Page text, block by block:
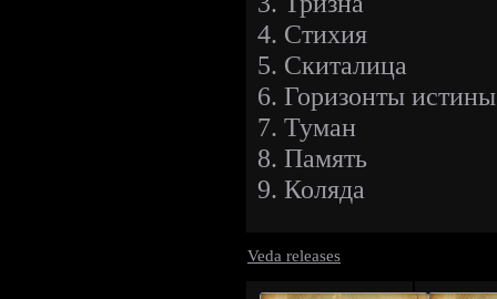
4. Стихия
5. Скиталица
6. Горизонты истины
7. Туман
8. Память
9. Коляда
Veda releases